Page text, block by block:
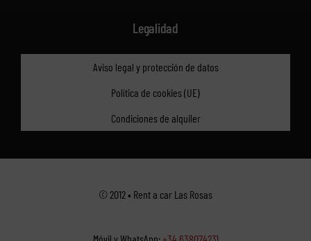
Legalidad
Aviso legal y protección de datos
Política de cookies (UE)
Condiciones de alquiler
© 2012 • Rent a car Las Rosas